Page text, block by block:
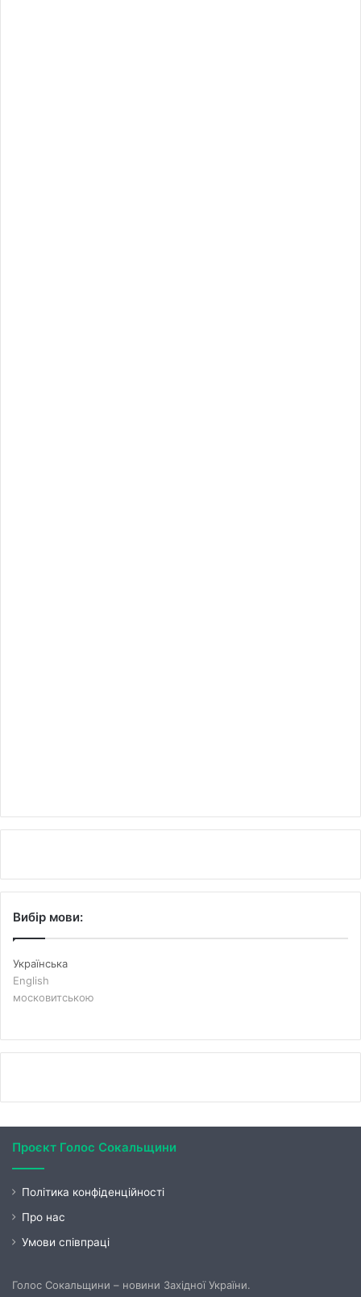
Вибір мови:
Українська
English
московитською
Проєкт Голос Сокальщини
Політика конфіденційності
Про нас
Умови співпраці
Голос Сокальщини – новини Західної України.